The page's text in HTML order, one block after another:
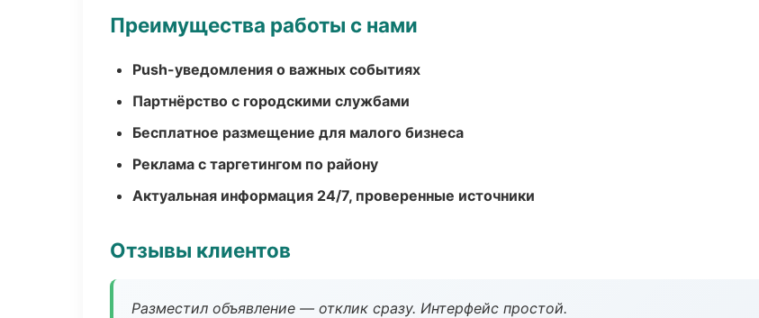
Преимущества работы с нами
Push-уведомления о важных событиях
Партнёрство с городскими службами
Бесплатное размещение для малого бизнеса
Реклама с таргетингом по району
Актуальная информация 24/7, проверенные источники
Отзывы клиентов
Разместил объявление — отклик сразу. Интерфейс простой.